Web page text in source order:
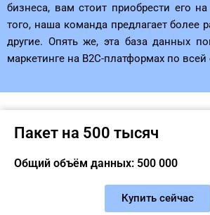
бизнеса, вам стоит приобрести его
того, наша команда предлагает более
другие. Опять же, эта база данных
маркетинге на B2C-платформах по всей
Пакет на 500 тысяч
Общий объём данных: 500 000
Купить сейчас